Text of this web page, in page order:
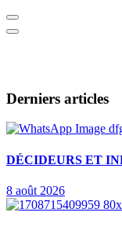
Derniers articles
DÉCIDEURS ET
8 août 2026